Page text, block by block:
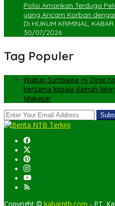
Polisi Amankan Terduga
yang Ancam Korban
Di HUKUM KRIMINAL,
30/07/2026
Tag Populer
Wabup Sumbawa Hj Dewi
bersama kepala daerah
Makasar
Copyright © kabarntb.com - PT.